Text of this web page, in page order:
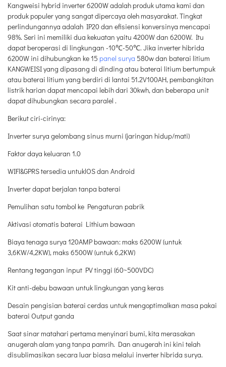
Kangweisi hybrid inverter 6200W adalah produk utama kami dan
produk populer yang sangat dipercaya oleh masyarakat. Tingkat
perlindungannya adalah IP20 dan efisiensi konversinya mencapai
98%. Seri ini memiliki dua kekuatan yaitu 4200W dan 6200W. Itu
dapat beroperasi di lingkungan -10℃-50℃. Jika inverter hibrida
6200W ini dihubungkan ke 15 panel surya 580w dan baterai litium
KANGWEISI yang dipasang di dinding atau baterai litium bertumpuk
atau baterai litium yang berdiri di lantai 51.2V100AH, pembangkitan
listrik harian dapat mencapai lebih dari 30kwh, dan beberapa unit
dapat dihubungkan secara paralel .
Berikut ciri-cirinya:
Inverter surya gelombang sinus murni (jaringan hidup/mati)
Faktor daya keluaran 1.0
WIFl&GPRS tersedia untuklOS dan Android
Inverter dapat berjalan tanpa baterai
Pemulihan satu tombol ke Pengaturan pabrik
Aktivasi otomatis baterai Lithium bawaan
Biaya tenaga surya 120AMP ​​bawaan: maks 6200W (untuk
3,6KW/4,2KW), maks 6500W (untuk 6,2KW)
Rentang tegangan input PV tinggi (60~500VDC)
Kit anti-debu bawaan untuk lingkungan yang keras
Desain pengisian baterai cerdas untuk mengoptimalkan masa pakai
baterai Output ganda
Saat sinar matahari pertama menyinari bumi, kita merasakan
anugerah alam yang tanpa pamrih. Dan anugerah ini kini telah
disublimasikan secara luar biasa melalui inverter hibrida surya.